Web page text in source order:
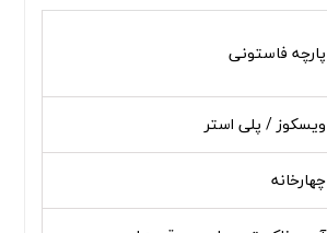
پارچه فاستونی
ویسکوز / پلی استر
چهارخانه